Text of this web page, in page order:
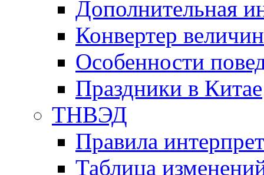
Дополнительная
Конвертер
Особенности
Праздники в Китае
ТНВЭД
Правила
Таблица изменений ТНВЭД от